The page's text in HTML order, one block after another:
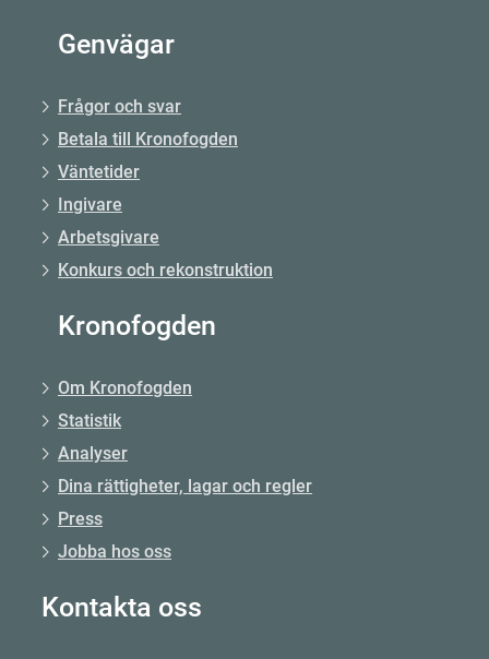
Genvägar
Frågor och svar
Betala till Kronofogden
Väntetider
Ingivare
Arbetsgivare
Konkurs och rekonstruktion
Kronofogden
Om Kronofogden
Statistik
Analyser
Dina rättigheter, lagar och regler
Press
Jobba hos oss
Kontakta oss